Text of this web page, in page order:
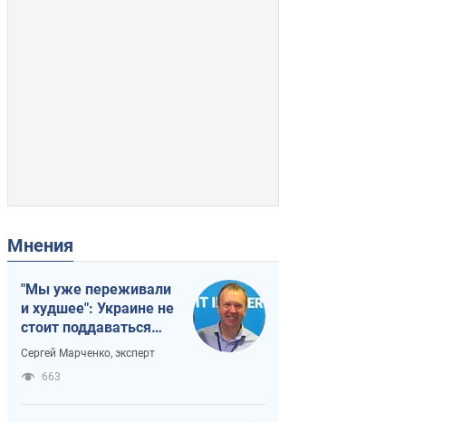
Мнения
"Мы уже переживали
и худшее": Украине не
стоит поддаваться
отчаянию из-за
Сергей Марченко, эксперт
663